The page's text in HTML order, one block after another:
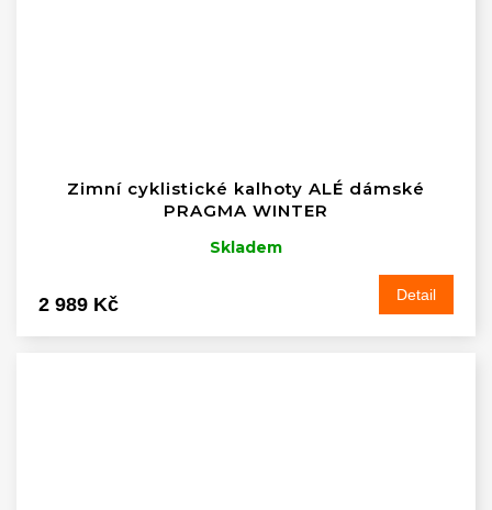
Zimní cyklistické kalhoty ALÉ dámské
PRAGMA WINTER
Skladem
2 989 Kč Detail